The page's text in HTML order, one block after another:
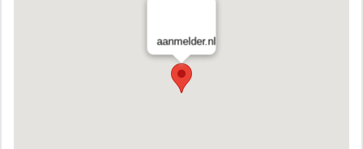
aanmelder.nl